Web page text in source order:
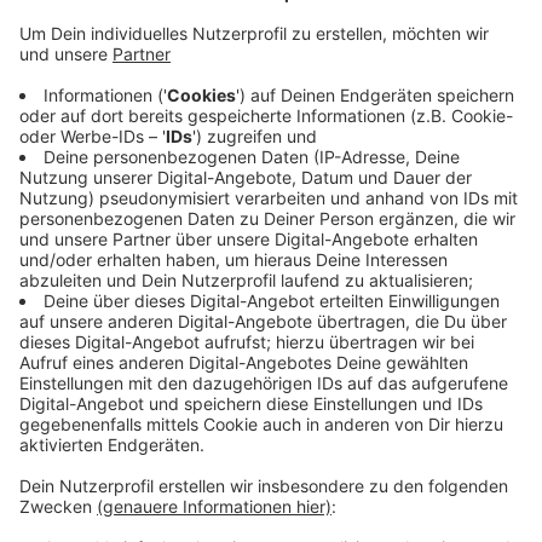
Die dortigen Kreistierärzte haben Sperrgebiete von bis
festgelegt. Innerhalb dieses Bereiches gelten strenge
Regeln für Geflügelhalter und Geflügeltransporte sind
verboten. Die Sperrgebiete betreffen auch Teile des
Kreises Coesfeld in Ascheberg und Senden. Tierhalter
müssen ihr Geflügel melden und sie dürfen das Fleisch
und Eier nicht von einem in den anderen Betrieb
bringen. Die Tierärzte des Kreises Coesfeld haben eine
Hotline zur Geflügelpest eingerichtet. Die Nummer ist
02541/18 3912 oder 3916. Die Hotline ist montags bis
freitags von 8 Uhr bis 16 Uhr zu erreichen.
Anzeige